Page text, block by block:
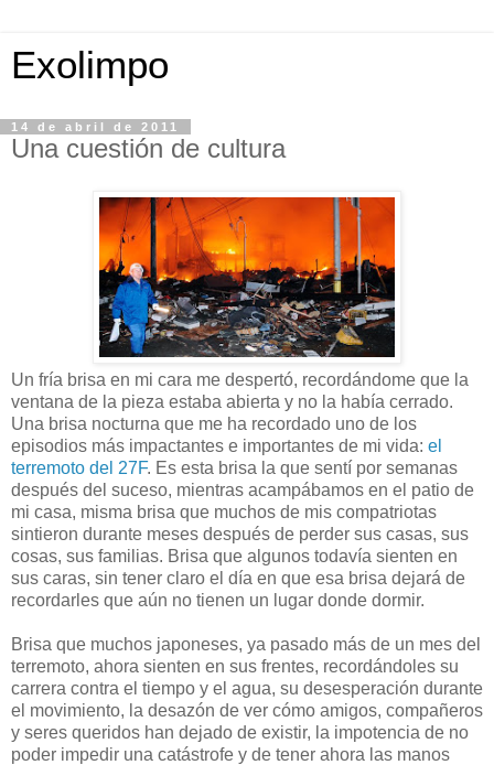
Exolimpo
14 de abril de 2011
Una cuestión de cultura
Un fría brisa en mi cara me despertó, recordándome que la
ventana de la pieza estaba abierta y no la había cerrado.
Una brisa nocturna que me ha recordado uno de los
episodios más impactantes e importantes de mi vida: el
terremoto del 27F. Es esta brisa la que sentí por semanas
después del suceso, mientras acampábamos en el patio de
mi casa, misma brisa que muchos de mis compatriotas
sintieron durante meses después de perder sus casas, sus
cosas, sus familias. Brisa que algunos todavía sienten en
sus caras, sin tener claro el día en que esa brisa dejará de
recordarles que aún no tienen un lugar donde dormir.
Brisa que muchos japoneses, ya pasado más de un mes del
terremoto, ahora sienten en sus frentes, recordándoles su
carrera contra el tiempo y el agua, su desesperación durante
el movimiento, la desazón de ver cómo amigos, compañeros
y seres queridos han dejado de existir, la impotencia de no
poder impedir una catástrofe y de tener ahora las manos